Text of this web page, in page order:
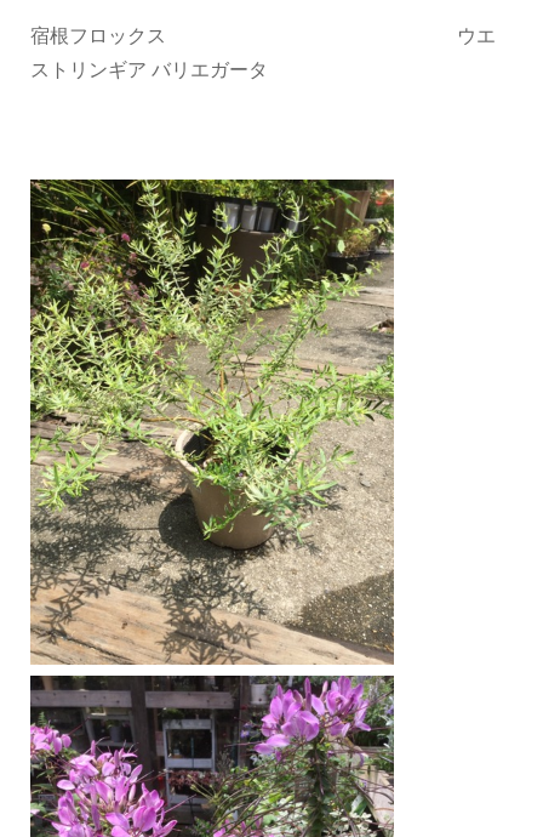
宿根フロックス ウエ
ストリンギア バリエガータ